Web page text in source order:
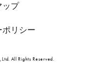
ップ
ポリシー
All Rights Reserved.